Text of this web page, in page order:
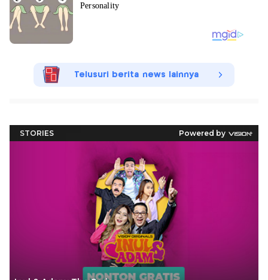
Telusuri berita news lainnya